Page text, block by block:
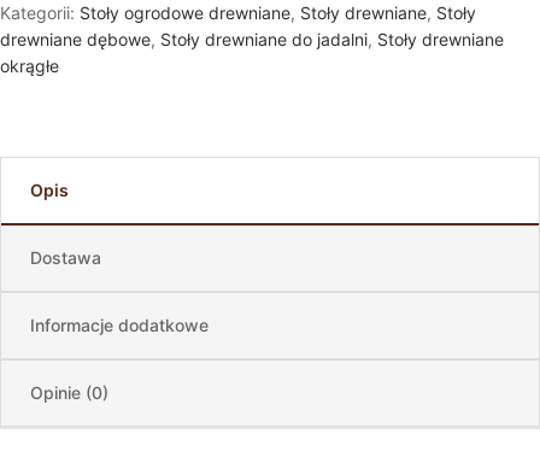
Kategorii: Stoły ogrodowe drewniane, Stoły drewniane, Stoły
drewniane dębowe, Stoły drewniane do jadalni, Stoły drewniane
okrągłe
Opis
Dostawa
Informacje dodatkowe
Opinie (0)